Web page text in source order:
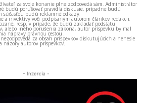
za svoje konanie plne zodpovedá sám. Administrátor
budú porušovať pravidlá diskusie, prípadne budú
súčasťou budú reklamné odkazy.
a invektívy voči podpísaným autorom článkov redakcii,
resp. v prípade, že budú zakladať podstatu
alebo iného porušenia zákona, autor príspevku by mal
nápravy právnou cestou.
za obsah príspevkov diskutujúcich a nenesie
názory autorov príspevkov.
- Inzercia -